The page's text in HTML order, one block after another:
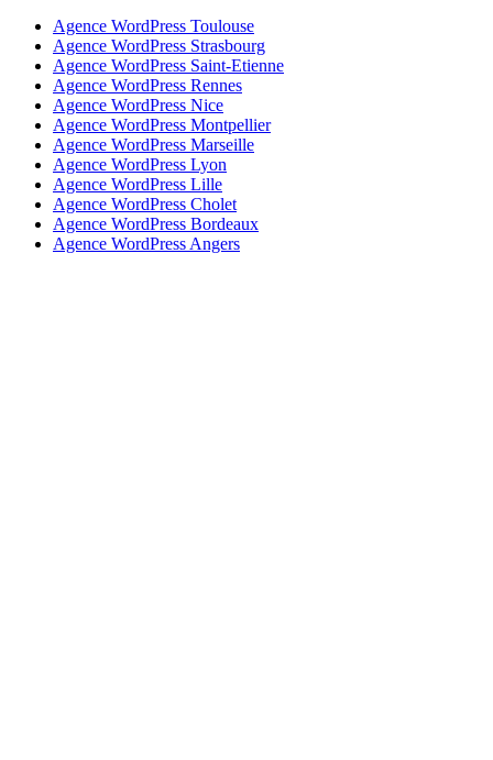
Agence WordPress Toulouse
Agence WordPress Strasbourg
Agence WordPress Saint-Etienne
Agence WordPress Rennes
Agence WordPress Nice
Agence WordPress Montpellier
Agence WordPress Marseille
Agence WordPress Lyon
Agence WordPress Lille
Agence WordPress Cholet
Agence WordPress Bordeaux
Agence WordPress Angers